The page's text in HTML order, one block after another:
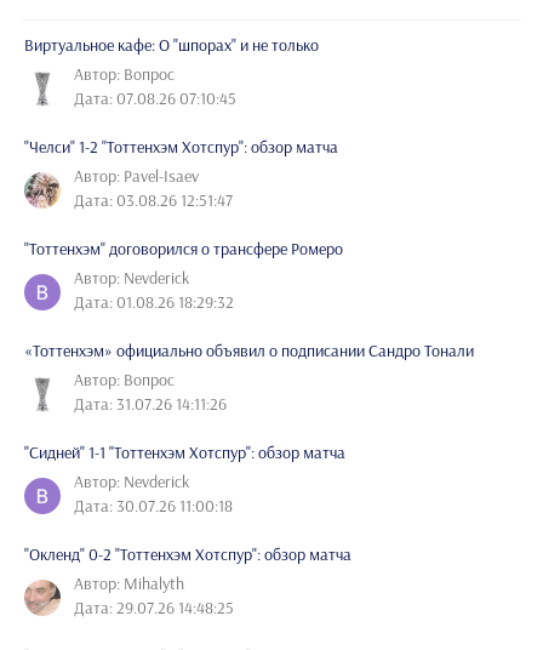
Виртуальное кафе: О "шпорах" и не только
Автор: Вопрос
Дата: 07.08.26 07:10:45
"Челси" 1-2 "Тоттенхэм Хотспур": обзор матча
Автор: Pavel-Isaev
Дата: 03.08.26 12:51:47
"Тоттенхэм" договорился о трансфере Ромеро
Автор: Nevderick
Дата: 01.08.26 18:29:32
«Тоттенхэм» официально объявил о подписании Сандро Тонали
Автор: Вопрос
Дата: 31.07.26 14:11:26
"Сидней" 1-1 "Тоттенхэм Хотспур": обзор матча
Автор: Nevderick
Дата: 30.07.26 11:00:18
"Окленд" 0-2 "Тоттенхэм Хотспур": обзор матча
Автор: Mihalyth
Дата: 29.07.26 14:48:25